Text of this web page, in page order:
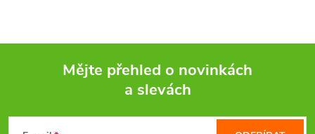
v
i
Mějte přehled o novinkách
a slevách